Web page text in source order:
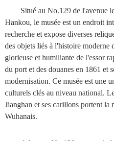
Situé au No.129 de l'avenue
Hankou, le musée est un endroit
recherche et expose diverses
des objets liés à l'histoire
glorieuse et humiliante de l'essor
du port et des douanes en 1861 et
modernisation. Ce musée est une
culturels clés au niveau national.
Jianghan et ses carillons portent la
Wuhanais.